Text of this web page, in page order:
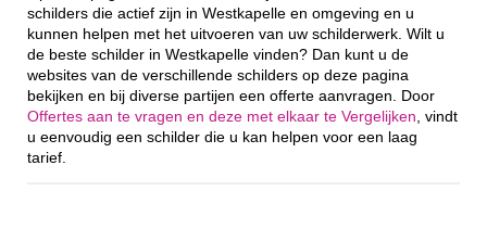
schilders die actief zijn in Westkapelle en omgeving en u
kunnen helpen met het uitvoeren van uw schilderwerk. Wilt u
de beste schilder in Westkapelle vinden? Dan kunt u de
websites van de verschillende schilders op deze pagina
bekijken en bij diverse partijen een offerte aanvragen. Door
Offertes aan te vragen en deze met elkaar te Vergelijken , vindt
u eenvoudig een schilder die u kan helpen voor een laag
tarief.